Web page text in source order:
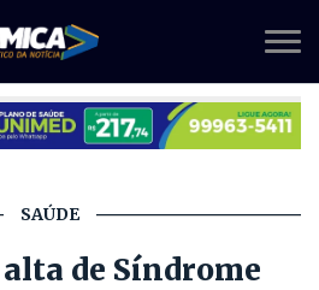
SAÚDE
de Síndrome